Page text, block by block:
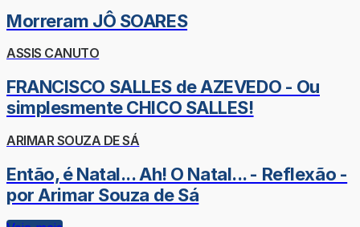
Morreram JÔ SOARES
ASSIS CANUTO
FRANCISCO SALLES de AZEVEDO - Ou
simplesmente CHICO SALLES!
ARIMAR SOUZA DE SÁ
Então, é Natal... Ah! O Natal... - Reflexão -
por Arimar Souza de Sá